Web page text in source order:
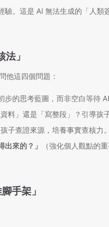
。這是 AI 無法生成的「人類
」
他這四個問題：
步的思考藍圖，而非空白等待 AI
資料」還是「寫整段」？引導孩
孩子查證來源，培養事實查核力。
出來的？」
（強化個人觀點的重
手架」